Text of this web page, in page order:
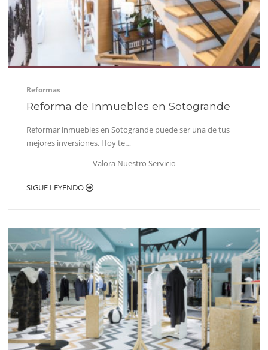
Reformas
Reforma de Inmuebles en Sotogrande
Reformar inmuebles en Sotogrande puede ser una de tus
mejores inversiones. Hoy te…
Valora Nuestro Servicio
SIGUE LEYENDO